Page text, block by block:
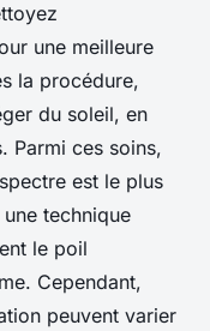
une meilleure
la procédure,
du soleil, en
Parmi ces soins,
est le plus
technique
le poil
Cependant,
peuvent varier